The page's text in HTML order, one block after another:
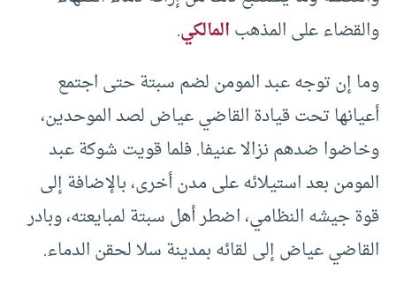
والقضاء على المذهبالمالكي.
وما إن توجه عبد المومن لضم سبتة حتى اجتمع
أعيانها تحت قيادة القاضي عياض لصد الموحدين،
وخاضوا ضدهم نزالا عنيفا. فلما قويت شوكة عبد
المومن بعد استيلائه على مدن أخرى، بالإضافة إلى
قوة جيشه النظامي، اضطر أهل سبتة لمبايعته، وبادر
القاضي عياض إلى لقائه بمدينة سلا لحقن الدماء.